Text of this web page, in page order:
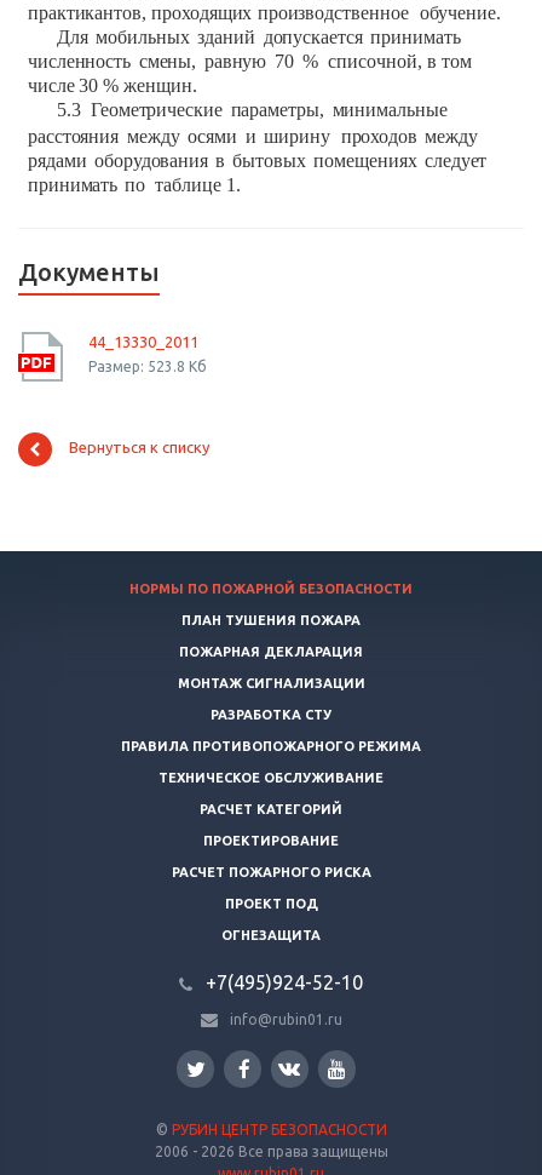
практикантов, проходящих производственное обучение.
Для мобильных зданий допускается принимать
численность смены, равную 70 % списочной, в том
числе30 % женщин.
5.3 Геометрические параметры, минимальные
расстояния между осями и ширину проходов между
рядами оборудования в бытовых помещениях следует
принимать по таблице 1.
Документы
44_13330_2011
Размер: 523.8 Кб
Вернуться к списку
НОРМЫ ПО ПОЖАРНОЙ БЕЗОПАСНОСТИ
ПЛАН ТУШЕНИЯ ПОЖАРА
ПОЖАРНАЯ ДЕКЛАРАЦИЯ
МОНТАЖ СИГНАЛИЗАЦИИ
РАЗРАБОТКА СТУ
ПРАВИЛА ПРОТИВОПОЖАРНОГО РЕЖИМА
ТЕХНИЧЕСКОЕ ОБСЛУЖИВАНИЕ
РАСЧЕТ КАТЕГОРИЙ
ПРОЕКТИРОВАНИЕ
РАСЧЕТ ПОЖАРНОГО РИСКА
ПРОЕКТ ПОД
ОГНЕЗАЩИТА
+7(495)924-52-10
info@rubin01.ru
© РУБИН ЦЕНТР БЕЗОПАСНОСТИ
2006 - 2026 Все права защищены